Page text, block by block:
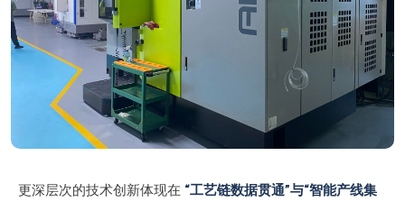
更深层次的技术创新体现在 “工艺链数据贯通”与“智能产线集